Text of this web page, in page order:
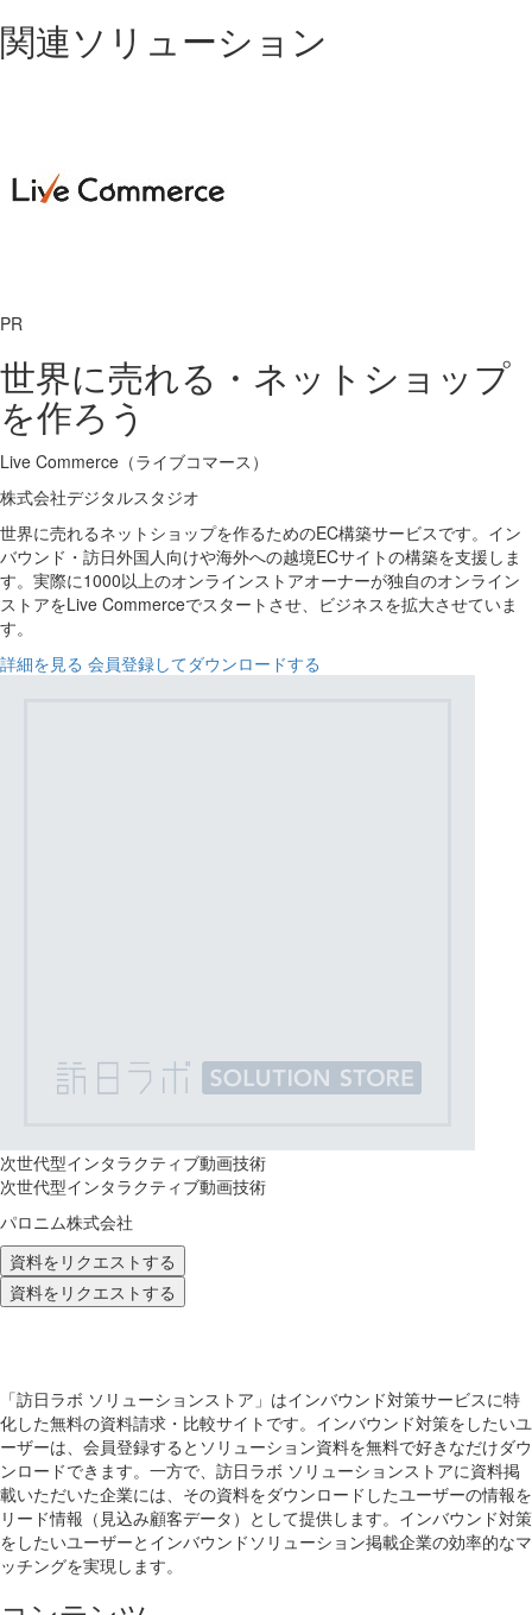
関連ソリューション
PR
世界に売れる・ネットショップ
を作ろう
Live Commerce（ライブコマース）
株式会社デジタルスタジオ
世界に売れるネットショップを作るためのEC構築サービスです。イン
バウンド・訪日外国人向けや海外への越境ECサイトの構築を支援しま
す。実際に1000以上のオンラインストアオーナーが独自のオンライン
ストアをLive Commerceでスタートさせ、ビジネスを拡大させていま
す。
詳細を見る 会員登録してダウンロードする
次世代型インタラクティブ動画技術
次世代型インタラクティブ動画技術
パロニム株式会社
資料をリクエストする
資料をリクエストする
「訪日ラボ ソリューションストア」はインバウンド対策サービスに特
化した無料の資料請求・比較サイトです。インバウンド対策をしたいユ
ーザーは、会員登録するとソリューション資料を無料で好きなだけダウ
ンロードできます。一方で、訪日ラボ ソリューションストアに資料掲
載いただいた企業には、その資料をダウンロードしたユーザーの情報を
リード情報（見込み顧客データ）として提供します。インバウンド対策
をしたいユーザーとインバウンドソリューション掲載企業の効率的なマ
ッチングを実現します。